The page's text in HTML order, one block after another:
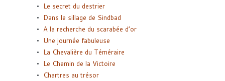
Le secret du destrier
Dans le sillage de Sindbad
A la recherche du scarabée d’or
Une journée fabuleuse
La Chevalière du Téméraire
Le Chemin de la Victoire
Chartres au trésor